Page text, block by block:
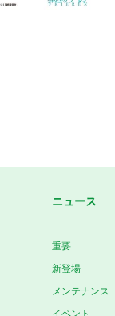
ニュース
重要
新登場
メンテナンス
イベント